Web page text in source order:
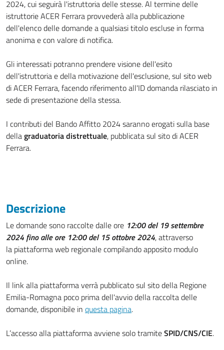
2024, cui seguirà l'istruttoria delle stesse. Al termine delle
istruttorie ACER Ferrara provvederà alla pubblicazione
dell'elenco delle domande a qualsiasi titolo escluse in forma
anonima e con valore di notifica.
Gli interessati potranno prendere visione dell'esito
dell'istruttoria e della motivazione dell'esclusione, sul sito web
di ACER Ferrara, facendo riferimento all'ID domanda rilasciato in
sede di presentazione della stessa.
I contributi del Bando Affitto 2024 saranno erogati sulla base
dellagraduatoria distrettuale, pubblicata sul sito di ACER
Ferrara.
Descrizione
Le domande sono raccolte dalle ore 12:00 del 19 settembre
2024 fino alle ore 12:00 del 15 ottobre 2024, attraverso
la piattaforma web regionale compilando apposito modulo
online.
Il link alla piattaforma verrà pubblicato sul sito della Regione
Emilia-Romagna poco prima dell'avvio della raccolta delle
domande, disponibile in questa pagina.
L’accesso alla piattaforma avviene solo tramiteSPID/CNS/CIE.